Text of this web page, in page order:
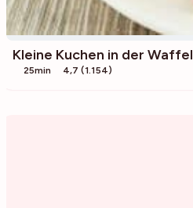
Kleine Kuchen in der Waffel
25min 4,7 (1.154)